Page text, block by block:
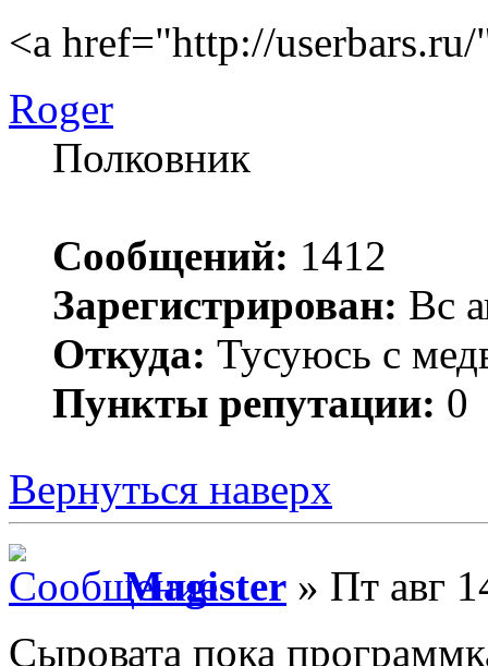
<a href="http://
Roger
Полковник
Сообщений: 1412
Зарегистрирован: Вс
Откуда: Тусуюсь с
Пункты репутации: 0
Вернуться наверх
Magister » Пт авг
Сыровата пока